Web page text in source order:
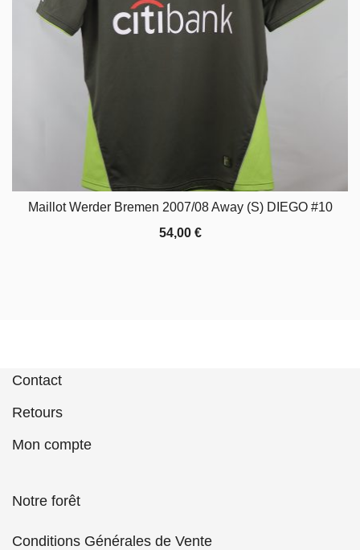
Maillot Werder Bremen 2007/08 Away (S) DIEGO #10
54,00 €
Contact
Retours
Mon compte
Notre forêt
Conditions Générales de Vente